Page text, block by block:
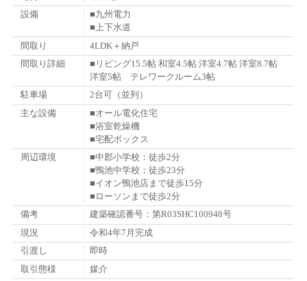
設備
■九州電力
■上下水道
間取り
4LDK＋納戸
間取り詳細
■リビング15.5帖 和室4.5帖 洋室4.7帖 洋室8.7帖
洋室5帖 テレワークルーム3帖
駐車場
2台可（並列）
主な設備
■オール電化住宅
■浴室乾燥機
■宅配ボックス
周辺環境
■中郡小学校：徒歩2分
■鴨池中学校：徒歩23分
■イオン鴨池店まで徒歩15分
■ローソンまで徒歩2分
備考
建築確認番号：第R03SHC100948号
現況
令和4年7月完成
引渡し
即時
取引態様
媒介